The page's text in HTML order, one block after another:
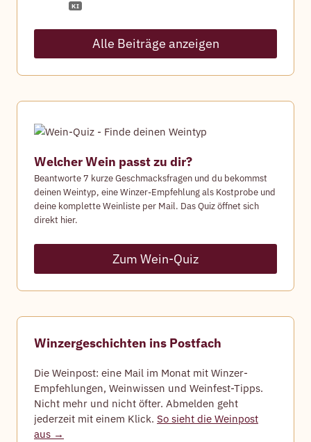
Alle Beiträge anzeigen
Welcher Wein passt zu dir?
Beantworte 7 kurze Geschmacksfragen und du bekommst
deinen Weintyp, eine Winzer-Empfehlung als Kostprobe und
deine komplette Weinliste per Mail. Das Quiz öffnet sich
direkt hier.
Zum Wein-Quiz
Winzergeschichten ins Postfach
Die Weinpost: eine Mail im Monat mit Winzer-
Empfehlungen, Weinwissen und Weinfest-Tipps.
Nicht mehr und nicht öfter. Abmelden geht
jederzeit mit einem Klick. So sieht die Weinpost
aus →